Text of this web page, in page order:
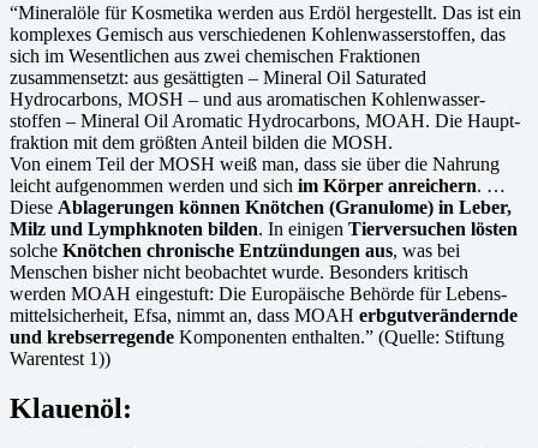
“Mineralöle für Kosmetika werden aus Erdöl hergestellt. Das ist ein
komplexes Gemisch aus verschiedenen Kohlen­wasser­stoffen, das
sich im Wesentlichen aus zwei chemischen Fraktionen
zusammensetzt: aus gesättigten – Mineral Oil Saturated
Hydrocarbons, MOSH – und aus aromatischen Kohlen­wasser­
stoffen – Mineral Oil Aromatic Hydrocarbons, MOAH. Die Haupt­
fraktion mit dem größten Anteil bilden die MOSH.
Von einem Teil der MOSH weiß man, dass sie über die Nahrung
leicht aufgenommen werden und sich im Körper anreichern. …
Diese Ablagerungen können Knötchen (Granulome) in Leber,
Milz und Lymph­knoten bilden. In einigen Tier­versuchen lösten
solche Knötchen chro­nische Entzündungen aus, was bei
Menschen bisher nicht beob­achtet wurde. Besonders kritisch
werden MOAH einge­stuft: Die Europäische Behörde für Lebens­
mittel­sicherheit, Efsa, nimmt an, dass MOAH erbgutver­ändernde
und krebs­er­regende Komponenten enthalten.” (Quelle: Stiftung
Warentest 1))
Klauenöl: